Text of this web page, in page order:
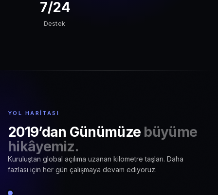
7/24
Destek
YOL HARITASI
2019’dan Günümüze büyüme
hikâyemiz.
Kuruluştan global açılıma uzanan kilometre taşları. Daha
fazlası için her gün çalışmaya devam ediyoruz.